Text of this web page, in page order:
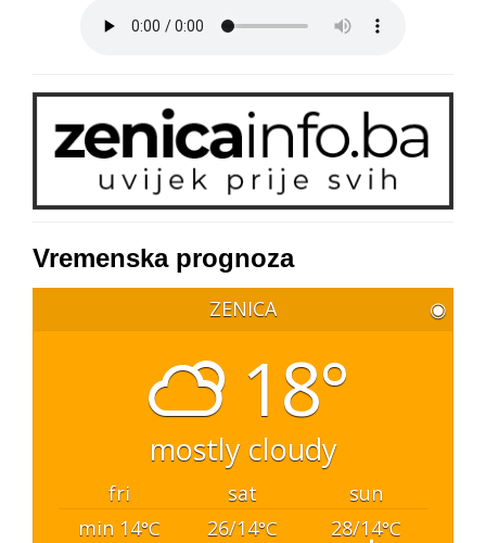
Vremenska prognoza
ZENICA ◉
18°
mostly cloudy
fri sat
sun
min 14°C 26/14°C 28/14°C